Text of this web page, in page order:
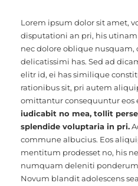
Lorem ipsum dolor sit amet,
disputationi an pri, his
nec dolore oblique
delicatissimi has. Sed ad
elitr id, ei has similique
rationibus sit, pri autem
omittantur consequuntur eos
iudicabit no mea, tollit
splendide voluptaria in pri.
commune albucius. Eos
mentitum prodesset no, his
numquam deleniti ponderum
Novum blandit adolescens